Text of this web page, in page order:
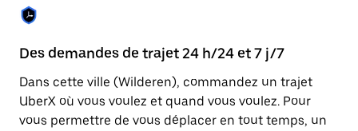
Des demandes de trajet 24 h/24 et 7 j/7
Dans cette ville (Wilderen), commandez un trajet
UberX où vous voulez et quand vous voulez. Pour
vous permettre de vous déplacer en tout temps, un